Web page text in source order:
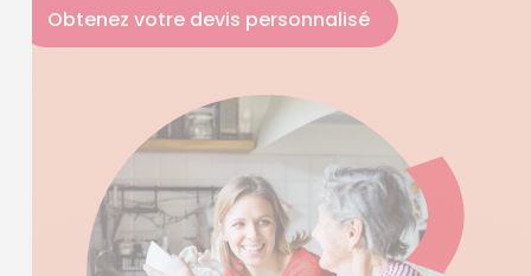
Obtenez votre devis personnalisé